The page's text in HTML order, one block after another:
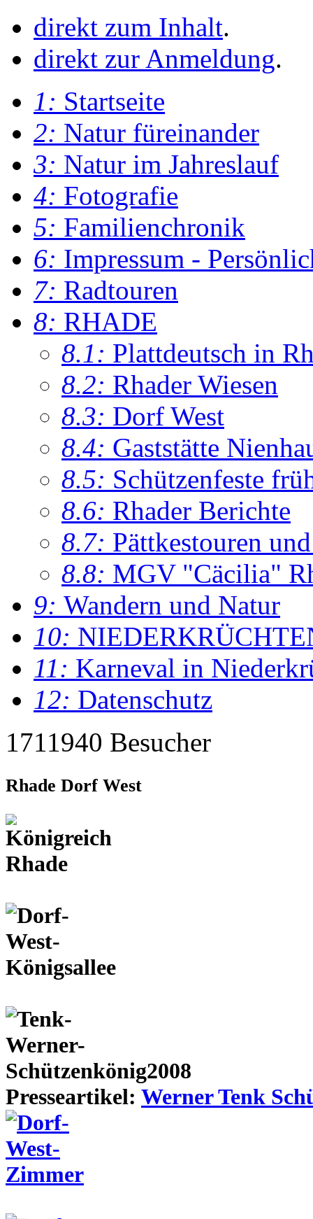
direkt zum Inhalt.
direkt zur Anmeldung.
1: Startseite
2: Natur füreinander
3: Natur im Jahreslauf
4: Fotografie
5: Familienchronik
6: Impressum -
7: Radtouren
8: RHADE
8.1: Plattdeutsch in
8.2: Rhader Wiesen
8.3: Dorf West
8.4: Gaststätte
8.5: Schützenfeste
8.6: Rhader Berichte
8.7: Pättkestouren
8.8: MGV "Cäcilia"
9: Wandern und Natur
10:
11: Karneval in
12: Datenschutz
1711940 Besucher
Rhade Dorf West
Presseartikel: Werner Tenk